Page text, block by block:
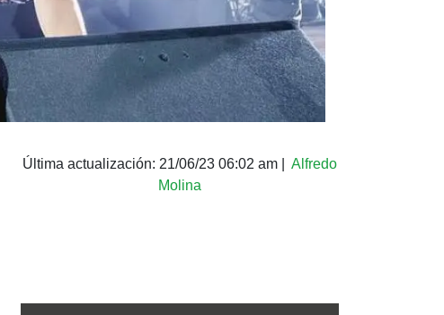
Última actualización: 21/06/23 06:02 am
Alfredo
Molina